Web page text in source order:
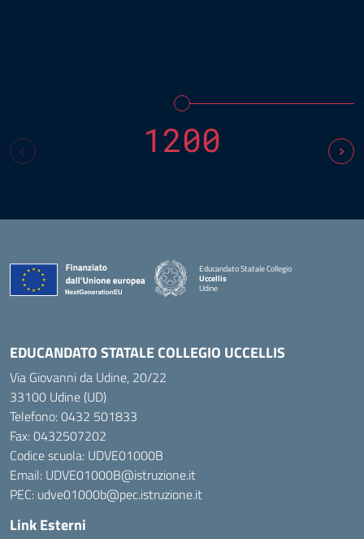
1200
Educandato Statale Collegio
Uccellis
Udine
EDUCANDATO STATALE COLLEGIO UCCELLIS
Via Giovanni da Udine, 20/22
33100 Udine (UD)
Telefono:0432 501833
Fax: 0432507202
Codice scuola: UDVE01000B
Email: UDVE01000B@istruzione.it
PEC: udve01000b@pec.istruzione.it
Link Esterni